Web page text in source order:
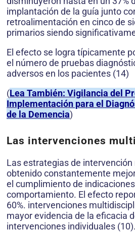
implantación de la guía junto
retroalimentación en cinco de
primarios siendo
El efecto se logra típicamente
el número de pruebas
adversos en los pacientes (14)
(Lea También: Vigilancia del
Implementación para el
de la Demencia)
Las intervenciones
Las estrategias de
obtenido constantemente
el cumplimiento de
comportamiento. El efecto
60%. intervenciones
mayor evidencia de la eficacia
intervenciones individuales (10).